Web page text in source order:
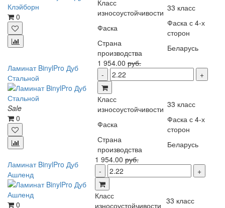
0
Класс
износоустойчивости 33 класс
Фаска
Фаска с 4-х
сторон
Страна
производства
Беларусь
Ламинат BinylPro Дуб
Стальной
Sale
0
1 954.00 руб.
Класс
износоустойчивости 33 класс
Фаска
Фаска с 4-х
сторон
Страна
производства
Беларусь
Ламинат BinylPro Дуб
Ашленд
0
1 954.00 руб.
Класс
износоустойчивости 33 класс